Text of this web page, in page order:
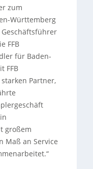
zum
Württemberg
FFB
für Baden-
FFB
Partner,
großem
Maß an Service